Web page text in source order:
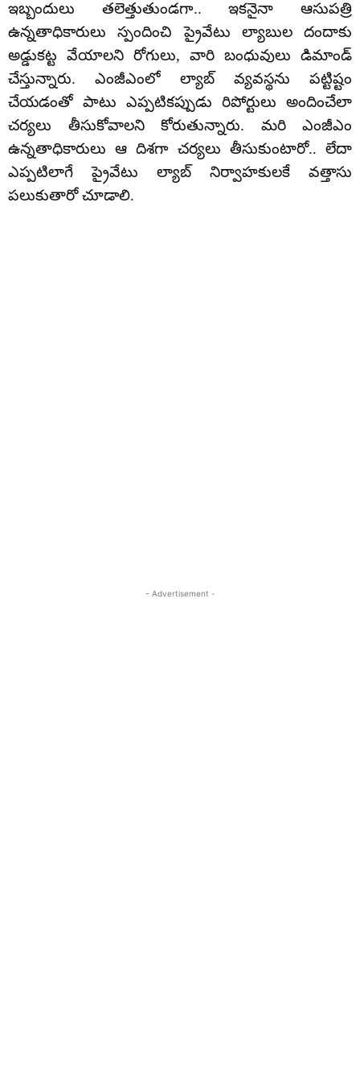
ఇబ్బందులు తలెత్తుతుండగా.. ఇకనైనా ఆసుపత్రి
ఉన్నతాధికారులు స్పందించి ప్రైవేటు ల్యాబుల దందాకు
అడ్డుకట్ట వేయాలని రోగులు, వారి బంధువులు డిమాండ్
చేస్తున్నారు. ఎంజీఎంలో ల్యాబ్ వ్యవస్థను పట్టిష్టం
చేయడంతో పాటు ఎప్పటికప్పుడు రిపోర్టులు అందించేలా
చర్యలు తీసుకోవాలని కోరుతున్నారు. మరి ఎంజీఎం
ఉన్నతాధికారులు ఆ దిశగా చర్యలు తీసుకుంటారో.. లేదా
ఎప్పటిలాగే ప్రైవేటు ల్యాబ్ నిర్వాహకులకే వత్తాసు
పలుకుతారో చూడాలి.
- Advertisement -